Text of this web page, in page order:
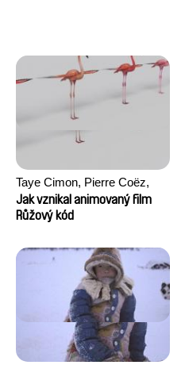
Taye Cimon, Pierre Coëz,
Julie Groux, Sandra Leydier,
Manuarii Morel, Romain
Jak vznikal animovaný film
Růžový kód